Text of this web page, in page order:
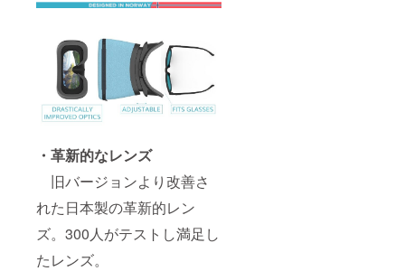
・革新的なレンズ
旧バージョンより改善さ
れた日本製の革新的レン
ズ。300人がテストし満足し
たレンズ。